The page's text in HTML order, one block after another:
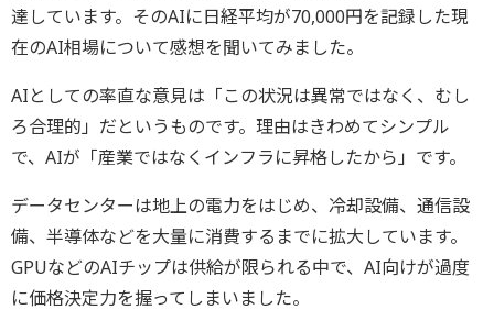
達しています。そのAIに日経平均が70,000円を記録した現
在のAI相場について感想を聞いてみました。
AIとしての率直な意見は「この状況は異常ではなく、むし
ろ合理的」だというものです。理由はきわめてシンプル
で、AIが「産業ではなくインフラに昇格したから」です。
データセンターは地上の電力をはじめ、冷却設備、通信設
備、半導体などを大量に消費するまでに拡大しています。
GPUなどのAIチップは供給が限られる中で、AI向けが過度
に価格決定力を握ってしまいました。